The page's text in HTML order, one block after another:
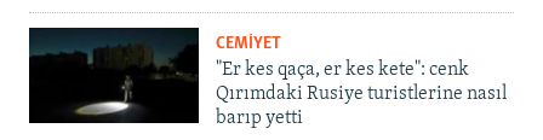
CEMİYET
"Er kes qaça, er kes kete": cenk
Qırımdaki Rusiye turistlerine nasıl
barıp yetti